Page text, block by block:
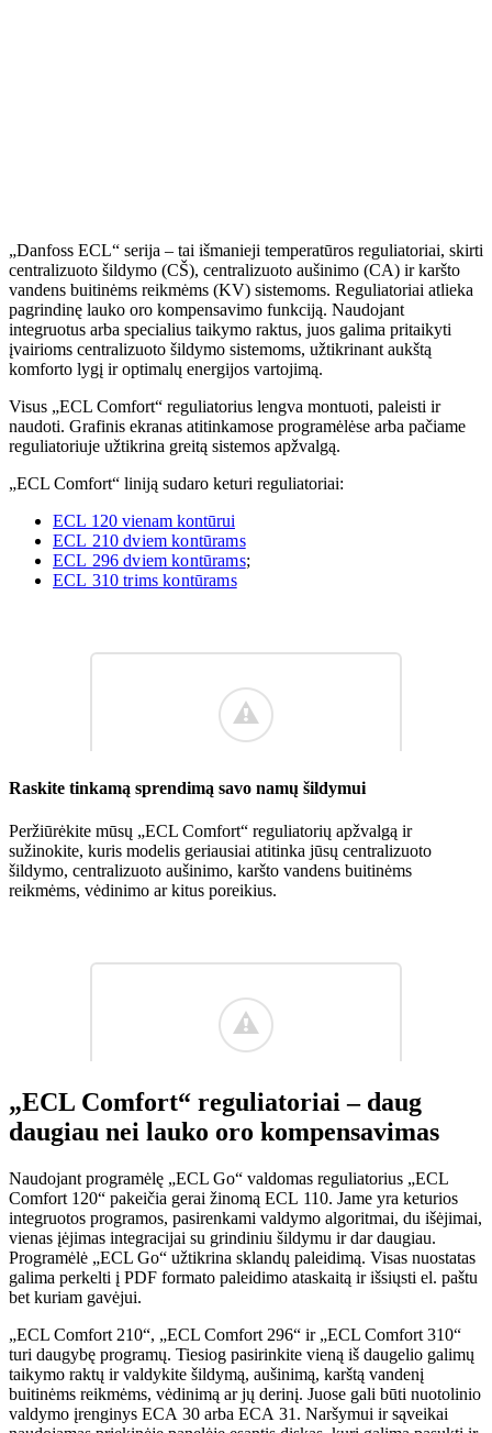
„Danfoss ECL“ serija – tai išmanieji temperatūros reguliatoriai, skirti
centralizuoto šildymo (CŠ), centralizuoto aušinimo (CA) ir karšto
vandens buitinėms reikmėms (KV) sistemoms. Reguliatoriai atlieka
pagrindinę lauko oro kompensavimo funkciją. Naudojant
integruotus arba specialius taikymo raktus, juos galima pritaikyti
įvairioms centralizuoto šildymo sistemoms, užtikrinant aukštą
komforto lygį ir optimalų energijos vartojimą.
Visus „ECL Comfort“ reguliatorius lengva montuoti, paleisti ir
naudoti. Grafinis ekranas atitinkamose programėlėse arba pačiame
reguliatoriuje užtikrina greitą sistemos apžvalgą.
„ECL Comfort“ liniją sudaro keturi reguliatoriai:
ECL 120 vienam kontūrui
ECL 210 dviem kontūrams
ECL 296 dviem kontūrams;
ECL 310 trims kontūrams
Raskite tinkamą sprendimą savo namų šildymui
Peržiūrėkite mūsų „ECL Comfort“ reguliatorių apžvalgą ir
sužinokite, kuris modelis geriausiai atitinka jūsų centralizuoto
šildymo, centralizuoto aušinimo, karšto vandens buitinėms
reikmėms, vėdinimo ar kitus poreikius.
„ECL Comfort“ reguliatoriai – daug
daugiau nei lauko oro kompensavimas
Naudojant programėlę „ECL Go“ valdomas reguliatorius „ECL
Comfort 120“ pakeičia gerai žinomą ECL 110. Jame yra keturios
integruotos programos, pasirenkami valdymo algoritmai, du išėjimai,
vienas įėjimas integracijai su grindiniu šildymu ir dar daugiau.
Programėlė „ECL Go“ užtikrina sklandų paleidimą. Visas nuostatas
galima perkelti į PDF formato paleidimo ataskaitą ir išsiųsti el. paštu
bet kuriam gavėjui.
„ECL Comfort 210“, „ECL Comfort 296“ ir „ECL Comfort 310“
turi daugybę programų. Tiesiog pasirinkite vieną iš daugelio galimų
taikymo raktų ir valdykite šildymą, aušinimą, karštą vandenį
buitinėms reikmėms, vėdinimą ar jų derinį. Juose gali būti nuotolinio
valdymo įrenginys ECA 30 arba ECA 31. Naršymui ir sąveikai